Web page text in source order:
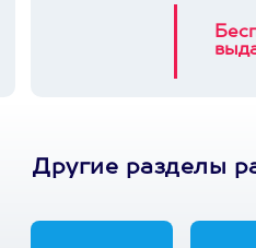
Другие разделы